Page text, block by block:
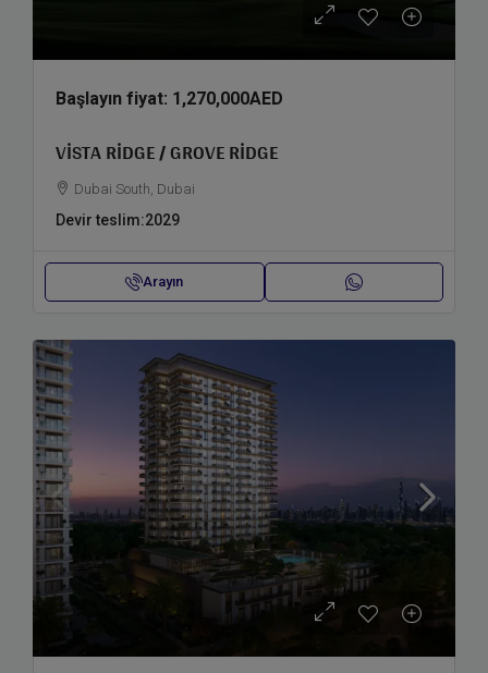
Başlayın fiyat: 1,270,000AED
VISTA RIDGE / GROVE RIDGE
Dubai South, Dubai
Devir teslim:2029
Arayın